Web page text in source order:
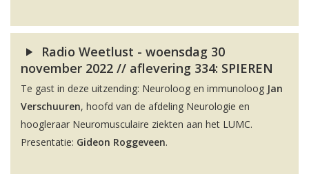
Radio Weetlust - woensdag 30
november 2022 // aflevering 334: SPIEREN
Te gast in deze uitzending: Neuroloog en immunoloog Jan
Verschuuren, hoofd van de afdeling Neurologie en
hoogleraar Neuromusculaire ziekten aan het LUMC.
Presentatie: Gideon Roggeveen.